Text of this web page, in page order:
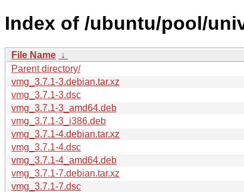
Index of /ubuntu/pool/
File Name ↓
Parent directory/
vmg_3.7.1-3.debian.tar.xz
vmg_3.7.1-3.dsc
vmg_3.7.1-3_amd64.deb
vmg_3.7.1-3_i386.deb
vmg_3.7.1-4.debian.tar.xz
vmg_3.7.1-4.dsc
vmg_3.7.1-4_amd64.deb
vmg_3.7.1-7.debian.tar.xz
vmg_3.7.1-7.dsc